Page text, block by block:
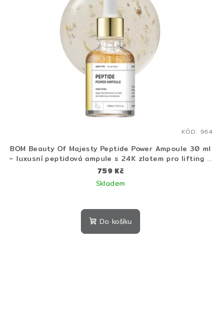
BOM Beauty Of Majesty Peptide Power Ampoule 30 ml
– luxusní peptidová ampule s 24K zlatem pro lifting a
glow efekt
759 Kč
Skladem
Do košíku
KÓD: 964